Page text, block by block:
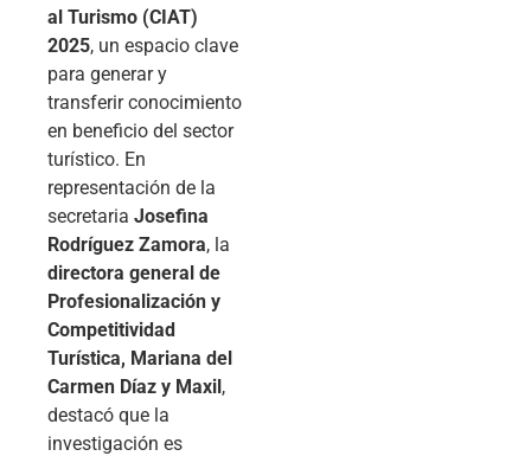
al Turismo (CIAT)
2025, un espacio clave
para generar y
transferir conocimiento
en beneficio del sector
turístico. En
representación de la
secretaria Josefina
Rodríguez Zamora, la
directora general de
Profesionalización y
Competitividad
Turística, Mariana del
Carmen Díaz y Maxil,
destacó que la
investigación es